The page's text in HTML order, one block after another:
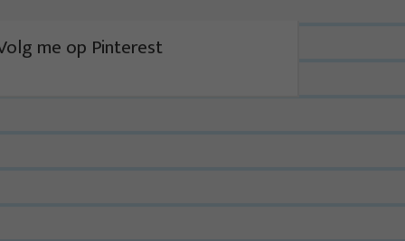
me op Pinterest